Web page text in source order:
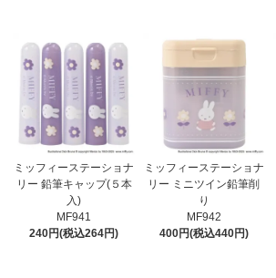
ミッフィーステーショナ
リー 鉛筆キャップ(５本
入)
MF941
240円(税込264円)
ミッフィーステーショナ
リー ミニツイン鉛筆削
り
MF942
400円(税込440円)